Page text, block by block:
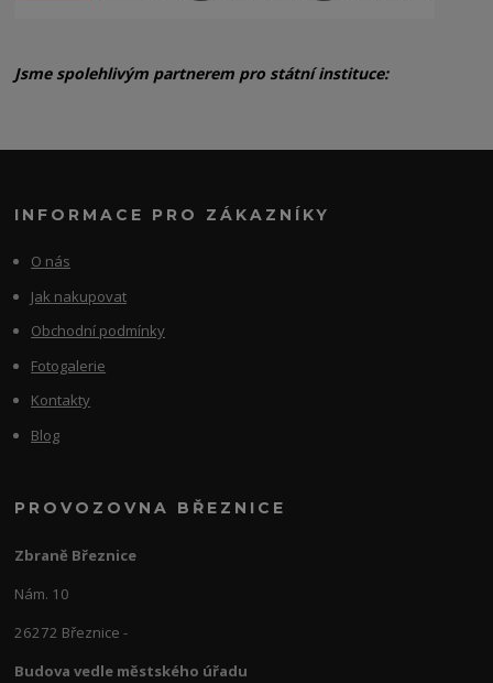
Jsme spolehlivým partnerem pro státní instituce:
INFORMACE PRO ZÁKAZNÍKY
O nás
Jak nakupovat
Obchodní podmínky
Fotogalerie
Kontakty
Blog
PROVOZOVNA BŘEZNICE
Zbraně Březnice
Nám. 10
26272 Březnice -
Budova vedle městského úřadu